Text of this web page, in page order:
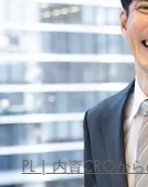
PL | 内資CROか